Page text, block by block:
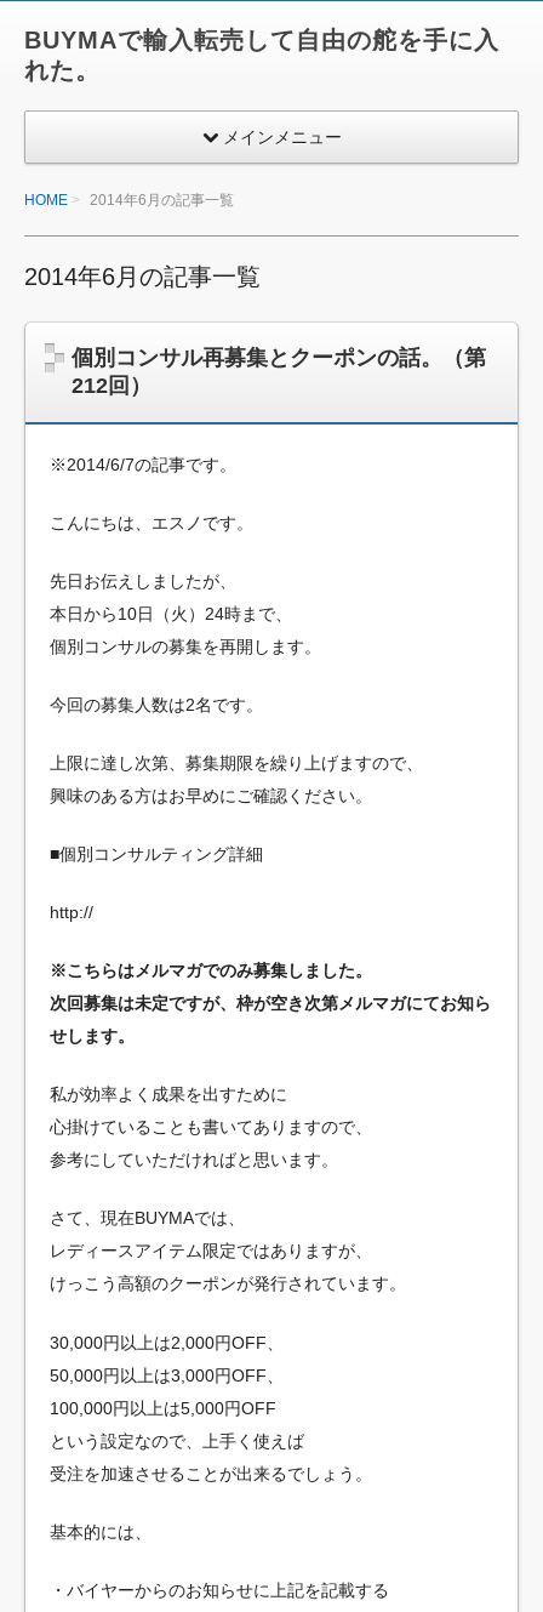
BUYMAで輸入転売して自由の舵を手に入
れた。
メインメニュー
HOME 2014年6月の記事一覧
2014年6月の記事一覧
個別コンサル再募集とクーポンの話。（第
212回）
※2014/6/7の記事です。
こんにちは、エスノです。
先日お伝えしましたが、
本日から10日（火）24時まで、
個別コンサルの募集を再開します。
今回の募集人数は2名です。
上限に達し次第、募集期限を繰り上げますので、
興味のある方はお早めにご確認ください。
■個別コンサルティング詳細
http://
※こちらはメルマガでのみ募集しました。
次回募集は未定ですが、枠が空き次第メルマガにてお知ら
せします。
私が効率よく成果を出すために
心掛けていることも書いてありますので、
参考にしていただければと思います。
さて、現在BUYMAでは、
レディースアイテム限定ではありますが、
けっこう高額のクーポンが発行されています。
30,000円以上は2,000円OFF、
50,000円以上は3,000円OFF、
100,000円以上は5,000円OFF
という設定なので、上手く使えば
受注を加速させることが出来るでしょう。
基本的には、
・バイヤーからのお知らせに上記を記載する